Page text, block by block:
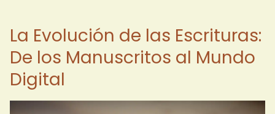
La Evolución de las Escrituras:
De los Manuscritos al Mundo
Digital